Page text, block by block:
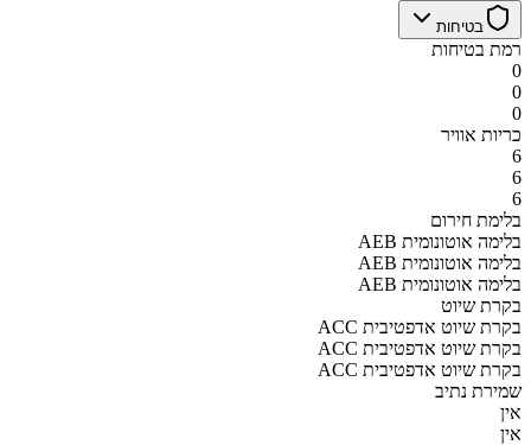
בטיחות
רמת בטיחות
0
0
0
כריות אוויר
6
6
6
בלימת חירום
AEB בלימה אוטונומית
AEB בלימה אוטונומית
AEB בלימה אוטונומית
בקרת שיוט
ACC בקרת שיוט אדפטיבית
ACC בקרת שיוט אדפטיבית
ACC בקרת שיוט אדפטיבית
שמירת נתיב
אין
אין